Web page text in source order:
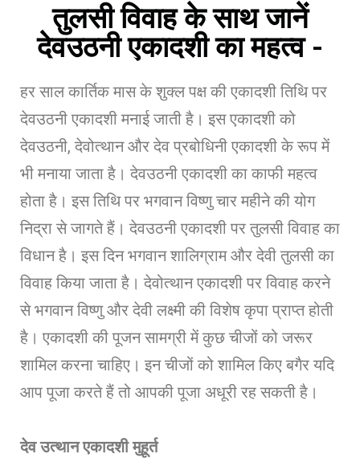
तुलसी विवाह के साथ जानें
देवउठनी एकादशी का महत्व -
हर साल कार्तिक मास के शुक्ल पक्ष की एकादशी तिथि पर
देवउठनी एकादशी मनाई जाती है। इस एकादशी को
देवउठनी, देवोत्थान और देव प्रबोधिनी एकादशी के रूप में
भी मनाया जाता है। देवउठनी एकादशी का काफी महत्व
होता है। इस तिथि पर भगवान विष्णु चार महीने की योग
निद्रा से जागते हैं। देवउठनी एकादशी पर तुलसी विवाह का
विधान है। इस दिन भगवान शालिग्राम और देवी तुलसी का
विवाह किया जाता है। देवोत्थान एकादशी पर विवाह करने
से भगवान विष्णु और देवी लक्ष्मी की विशेष कृपा प्राप्त होती
है। एकादशी की पूजन सामग्री में कुछ चीजों को जरूर
शामिल करना चाहिए। इन चीजों को शामिल किए बगैर यदि
आप पूजा करते हैं तो आपकी पूजा अधूरी रह सकती है।
देव उत्थान एकादशी मुहूर्त